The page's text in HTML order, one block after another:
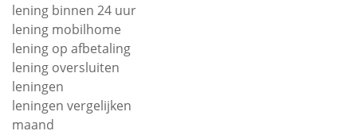
lening binnen 24 uur
lening mobilhome
lening op afbetaling
lening oversluiten
leningen
leningen vergelijken
maand